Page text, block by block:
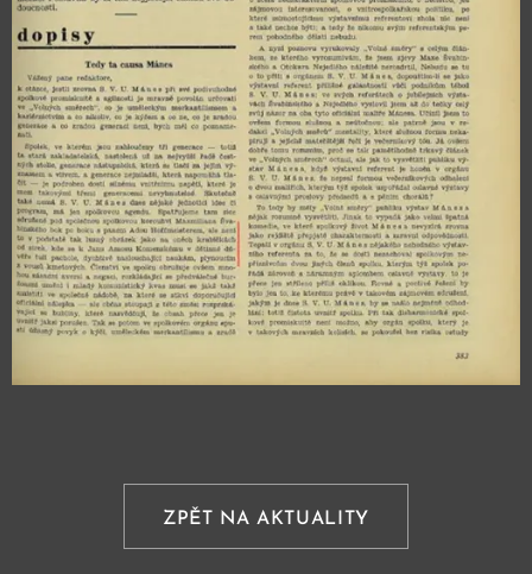
ZPĚT NA AKTUALITY